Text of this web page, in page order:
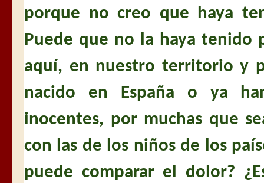
porque no creo que haya
Puede que no la haya tenido
aquí, en nuestro territorio y
nacido en España o ya
inocentes, por muchas que
con las de los niños de los
puede comparar el dolor?